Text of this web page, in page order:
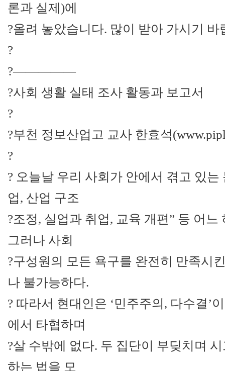
론과 실제)에
?올려 놓았습니다. 많이 받아 가시기
?
?—————
?사회 생활 실태 조사 활동과 보고서
?
?부천 정보산업고 교사 한효석
?
? 오늘날 우리 사회가 안에서 겪고 있
업, 산업 구조
?조정, 실업과 취업, 교육 개편” 등 어
그러나 사회
?구성원의 모든 욕구를 완전히 만족시
나 불가능하다.
? 따라서 현대인은 ‘민주주의, 다수결’
에서 타협하며
?살 수밖에 없다. 두 집단이 부딪치며
하는 법을 모